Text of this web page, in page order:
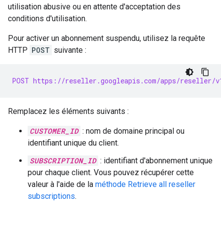
utilisation abusive ou en attente d'acceptation des
conditions d'utilisation.
Pour activer un abonnement suspendu, utilisez la requête
HTTP POST suivante :
POST https://reseller.googleapis.com/apps/reseller/
Remplacez les éléments suivants :
CUSTOMER_ID : nom de domaine principal ou
identifiant unique du client.
SUBSCRIPTION_ID : identifiant d'abonnement unique
pour chaque client. Vous pouvez récupérer cette
valeur à l'aide de la méthode Retrieve all reseller
subscriptions.